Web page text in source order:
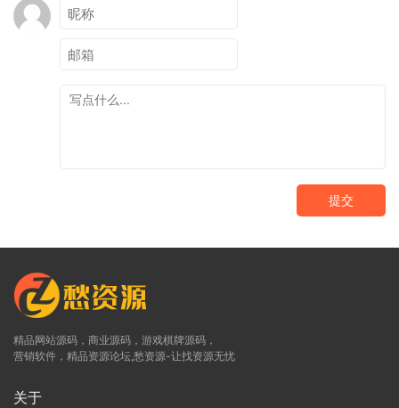
提交
精品网站源码，商业源码，游戏棋牌源码，
营销软件，精品资源论坛,愁资源-让找资源无忧
关于